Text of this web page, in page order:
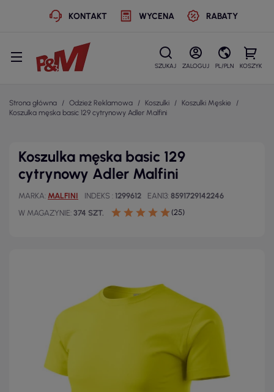
KONTAKT WYCENA RABATY
SZUKAJ ZALOGUJ PL/PLN KOSZYK
Strona główna Odzież Reklamowa Koszulki
Koszulki Męskie
Koszulka męska basic 129 cytrynowy Adler Malfini
Koszulka męska basic 129
cytrynowy Adler Malfini
MARKA MALFINI INDEKS 1299612 EAN13 8591729142246
W MAGAZYNIE 374 SZT. (25)